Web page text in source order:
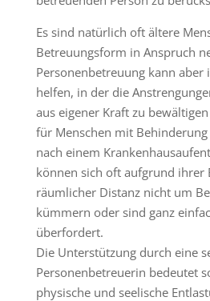
Es sind natürlich oft ältere
Betreuungsform in Anspruch
Personenbetreuung kann aber
helfen, in der die
aus eigener Kraft zu
für Menschen mit
nach einem
können sich oft aufgrund ihrer
räumlicher Distanz nicht um
kümmern oder sind ganz
überfordert.
Die Unterstützung durch eine
Personenbetreuerin bedeutet
physische und seelische